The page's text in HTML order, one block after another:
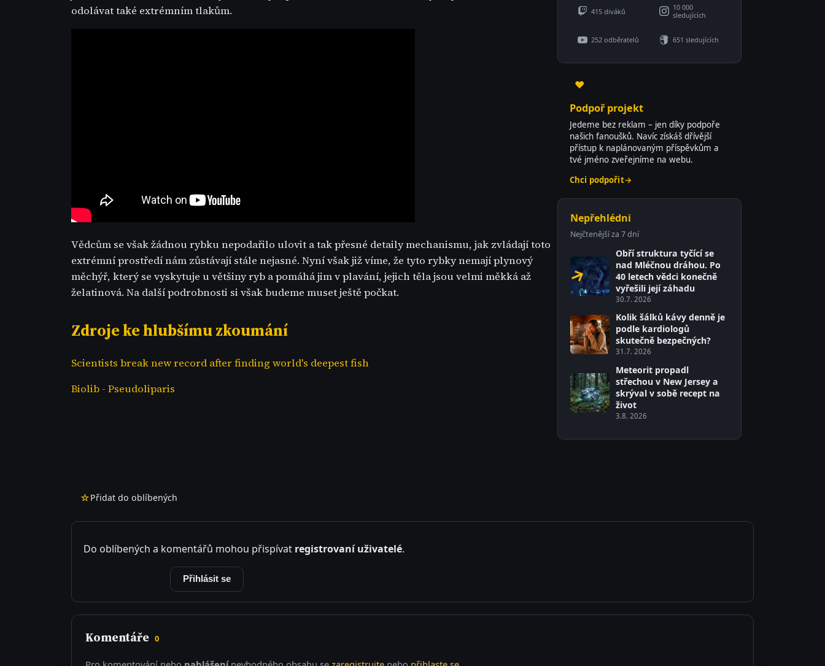
odolávat také extrémním tlakům.
Vědcům se však žádnou rybku nepodařilo ulovit a tak přesné detaily mechanismu, jak zvládají toto
extrémní prostředí nám zůstávají stále nejasné. Nyní však již víme, že tyto rybky nemají plynový
měchýř, který se vyskytuje u většiny ryb a pomáhá jim v plavání, jejich těla jsou velmi měkká až
želatinová. Na další podrobnosti si však budeme muset ještě počkat.
Zdroje ke hlubšímu zkoumání
Scientists break new record after finding world's deepest fish
Biolib - Pseudoliparis
415 diváků
10 000
sledujících
252 odběratelů 651 sledujících
♥
Podpoř projekt
Jedeme bez reklam – jen díky podpoře
našich fanoušků. Navíc získáš dřívější
přístup k naplánovaným příspěvkům a
tvé jméno zveřejníme na webu.
Chci podpořit→
Nepřehlédni
Nejčtenější za 7 dní
Obří struktura tyčící se
nad Mléčnou dráhou. Po
40 letech vědci konečně
vyřešili její záhadu
30.7. 2026
Kolik šálků kávy denně je
podle kardiologů
skutečně bezpečných?
31.7. 2026
Meteorit propadl
střechou v New Jersey a
skrýval v sobě recept na
život
3.8. 2026
☆Přidat do oblíbených
Do oblíbených a komentářů mohou přispívat registrovaní uživatelé.
Přihlásit se
Komentáře 0